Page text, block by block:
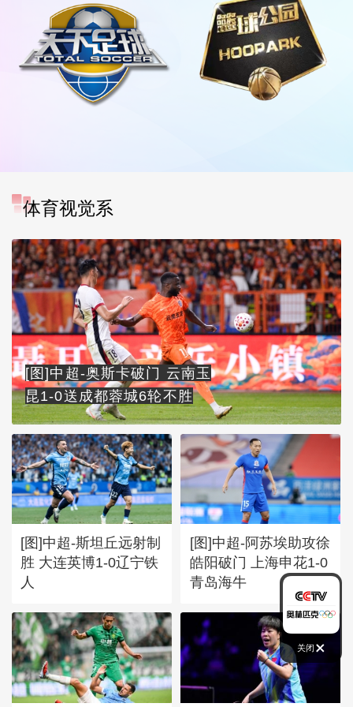
关闭
体育视觉系
[图]中超-奥斯卡破门 云南玉
昆1-0送成都蓉城6轮不胜
[图]中超-斯坦丘远射制
胜 大连英博1-0辽宁铁
人
[图]中超-阿苏埃助攻徐
皓阳破门 上海申花1-0
青岛海牛